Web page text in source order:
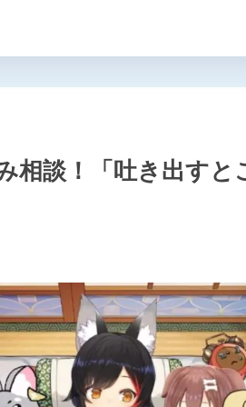
相談！「吐き出すと